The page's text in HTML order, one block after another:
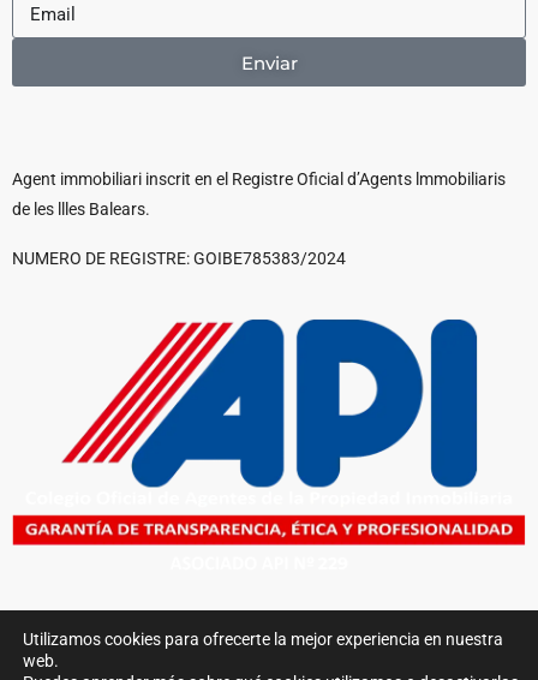
Enviar
Agent immobiliari inscrit en el Registre Oficial d’Agents lmmobiliaris
de les llles Balears.
NUMERO DE REGISTRE: GOIBE785383/2024
de cookies
Utilizamos cookies para ofrecerte la mejor experiencia en nuestra
web.